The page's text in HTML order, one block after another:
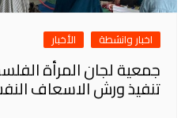
اخبار وانشطة الأخبار
جمعية لجان المرأة
تنفيذ ورش الاسعاف